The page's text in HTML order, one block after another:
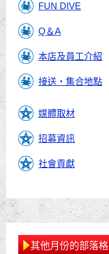
FUN DIVE
Q＆A
本店及員工介紹
接送・集合地點
媒體取材
招募資訊
社會貢獻
其他月份的部落格